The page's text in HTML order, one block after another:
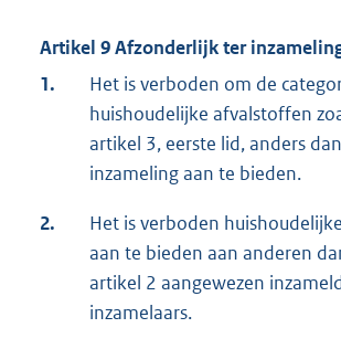
Artikel 9 Afzonderlijk ter
1.
Het is verboden om de
huishoudelijke afvalstoffen
artikel 3, eerste lid, anders
inzameling aan te bieden.
2.
Het is verboden
aan te bieden aan anderen
artikel 2 aangewezen
inzamelaars.